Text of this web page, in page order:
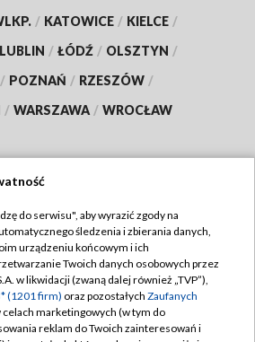
/ KATOWICE / KIELCE /
LUBLIN / ŁÓDŹ / OLSZTYN /
/ POZNAŃ / RZESZÓW /
/ WARSZAWA / WROCŁAW
TVP
TVP
Regulamin TVP
prywatności
Moje zgody
do serwisu", aby wyrazić zgody na
śledzenia i zbierania danych,
urządzeniu końcowym i ich
Twoich danych osobowych przez
w likwidacji (zwaną dalej również „TVP”),
(1201 firm) oraz pozostałych Zaufanych
celach marketingowych (w tym do
reklam do Twoich zainteresowań i